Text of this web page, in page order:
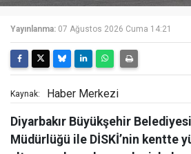
Yayınlanma: 07 Ağustos 2026 Cuma 14:21
Kaynak: Haber Merkezi
Diyarbakır Büyükşehir
Müdürlüğü ile DİSKİ’nin kentte